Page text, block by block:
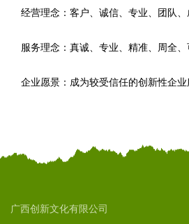
经营理念：客户、诚信、专业、团队、
服务理念：真诚、专业、精准、周全、
企业愿景：成为较受信任的创新性企
广西创新文化有限公司